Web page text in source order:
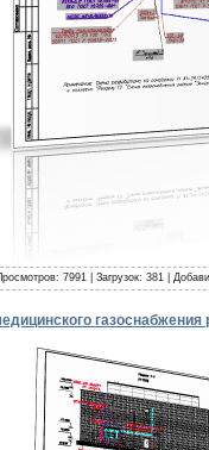
7991 | Загрузок: 381 |
газоснабжения